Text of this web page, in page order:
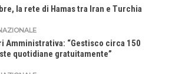
la rete di Hamas tra Iran e Turchia
Amministrativa: “Gestisco circa 150
quotidiane gratuitamente”